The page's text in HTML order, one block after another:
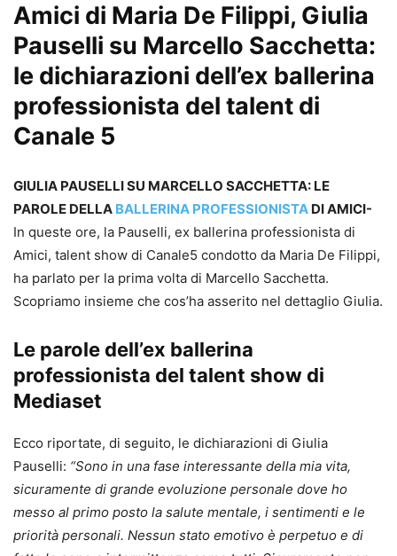
Amici di Maria De Filippi, Giulia
Pauselli su Marcello Sacchetta:
le dichiarazioni dell’ex ballerina
professionista del talent di
Canale 5
GIULIA PAUSELLI SU MARCELLO SACCHETTA: LE
PAROLE DELLA BALLERINA PROFESSIONISTA DI AMICI-
In queste ore, la Pauselli, ex ballerina professionista di
Amici, talent show di Canale5 condotto da Maria De Filippi,
ha parlato per la prima volta di Marcello Sacchetta.
Scopriamo insieme che cos’ha asserito nel dettaglio Giulia.
Le parole dell’ex ballerina
professionista del talent show di
Mediaset
Ecco riportate, di seguito, le dichiarazioni di Giulia
Pauselli: “Sono in una fase interessante della mia vita,
sicuramente di grande evoluzione personale dove ho
messo al primo posto la salute mentale, i sentimenti e le
priorità personali. Nessun stato emotivo è perpetuo e di